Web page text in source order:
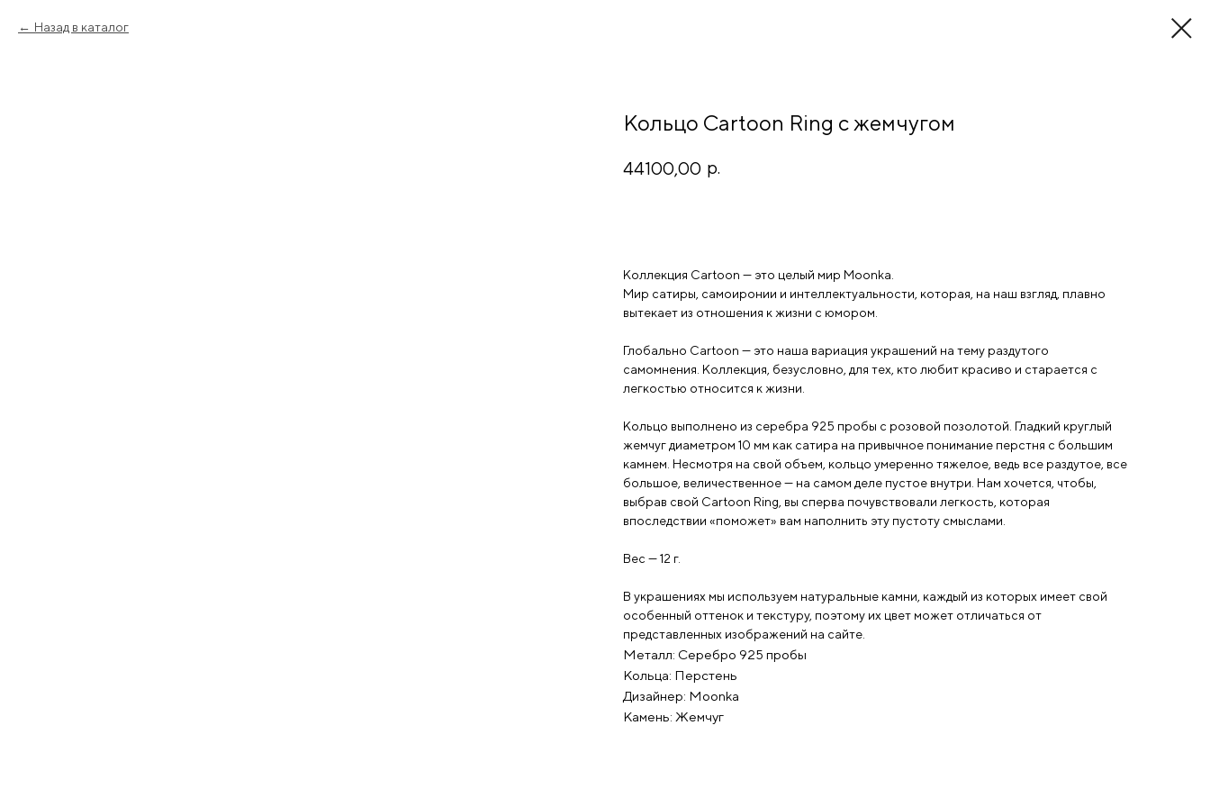
Назад в каталог
Кольцо Cartoon Ring с жемчугом
44100,00 р.
Коллекция Cartoon — это целый мир Moonka.
Мир сатиры, самоиронии и интеллектуальности, которая, на наш взгляд, плавно
вытекает из отношения к жизни с юмором.
Глобально Cartoon — это наша вариация украшений на тему раздутого
самомнения. Коллекция, безусловно, для тех, кто любит красиво и старается с
легкостью относится к жизни.
Кольцо выполнено из серебра 925 пробы с розовой позолотой. Гладкий круглый
жемчуг диаметром 10 мм как сатира на привычное понимание перстня с большим
камнем. Несмотря на свой объем, кольцо умеренно тяжелое, ведь все раздутое, все
большое, величественное — на самом деле пустое внутри. Нам хочется, чтобы,
выбрав свой Cartoon Ring, вы сперва почувствовали легкость, которая
впоследствии «поможет» вам наполнить эту пустоту смыслами.
Вес — 12 г.
В украшениях мы используем натуральные камни, каждый из которых имеет свой
особенный оттенок и текстуру, поэтому их цвет может отличаться от
представленных изображений на сайте.
Металл: Серебро 925 пробы
Кольца: Перстень
Дизайнер: Moonka
Камень: Жемчуг